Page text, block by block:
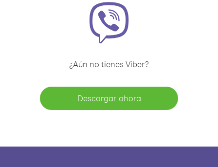
¿Aún no tienes Viber?
Descargar ahora